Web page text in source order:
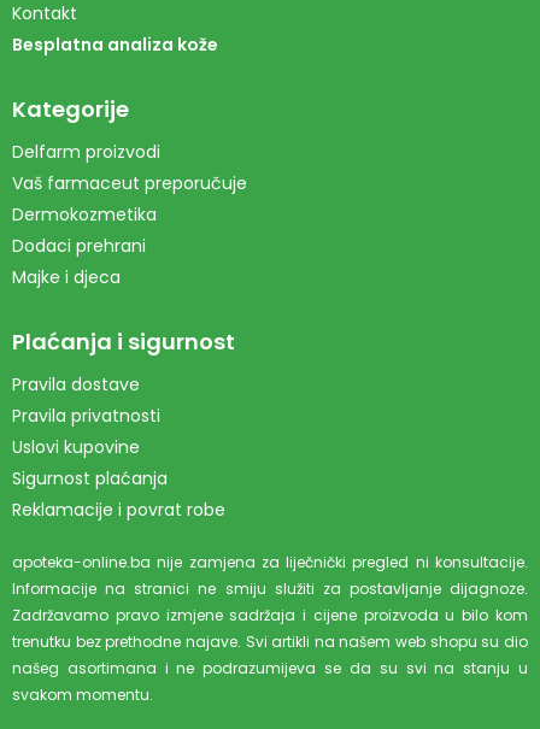
Kontakt
Besplatna analiza kože
Kategorije
Delfarm proizvodi
Vaš farmaceut preporučuje
Dermokozmetika
Dodaci prehrani
Majke i djeca
Plaćanja i sigurnost
Pravila dostave
Pravila privatnosti
Uslovi kupovine
Sigurnost plaćanja
Reklamacije i povrat robe
apoteka-online.ba nije zamjena za liječnički pregled ni konsultacije.
Informacije na stranici ne smiju služiti za postavljanje dijagnoze.
Zadržavamo pravo izmjene sadržaja i cijene proizvoda u bilo kom
trenutku bez prethodne najave. Svi artikli na našem web shopu su dio
našeg asortimana i ne podrazumijeva se da su svi na stanju u
svakom momentu.